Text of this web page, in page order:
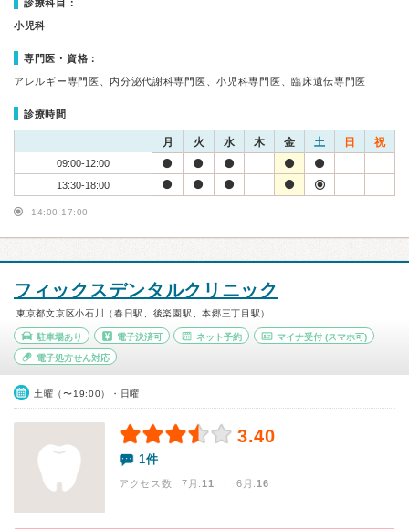
診療科目：
小児科
専門医・資格：
アレルギー専門医、内分泌代謝科専門医、小児科専門医、臨床遺伝専門医
診療時間
月 火 水 木 金 土 日 祝
09:00-12:00
13:30-18:00
14:00-17:00
フィックスデンタルクリニック
東京都文京区小石川（春日駅、後楽園駅、本郷三丁目駅）
駐車場あり 電子決済可 ネット予約 マイナ受付 (スマホ可)
電子処方せん対応
土曜（〜19:00）・日曜
3.40
1件
アクセス数 7月:11 | 6月:16